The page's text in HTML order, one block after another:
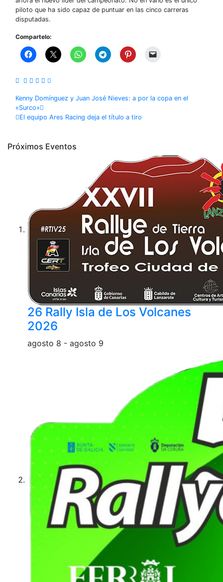
piloto que ha sido capaz de puntuar en las cinco carreras
disputadas.
Compartelo:
Navegación
de
entradas
Kenny Domínguez y Juan José Nieves: a por la copa en el
«Surco»
El equipo Ares Racing deja el título a tiro
Próximos Eventos
26 Rally Isla de Los Volcanes
2026
agosto 8 - agosto 9